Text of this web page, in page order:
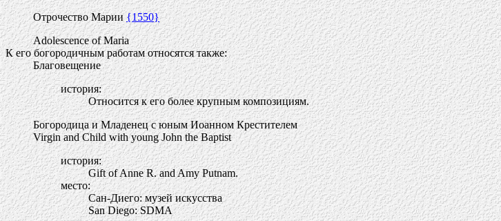
Отрочество Марии{1550}
Adolescence of Maria
К его богородичным работам относятся также:
Благовещение
история:
Относится к его более крупным композициям.
Богородица и Младенец с юным Иоанном Крестителем
Virgin and Child with young John the Baptist
история:
Gift of Anne R. and Amy Putnam.
место:
Сан-Диего: музей искусства
San Diego: SDMA